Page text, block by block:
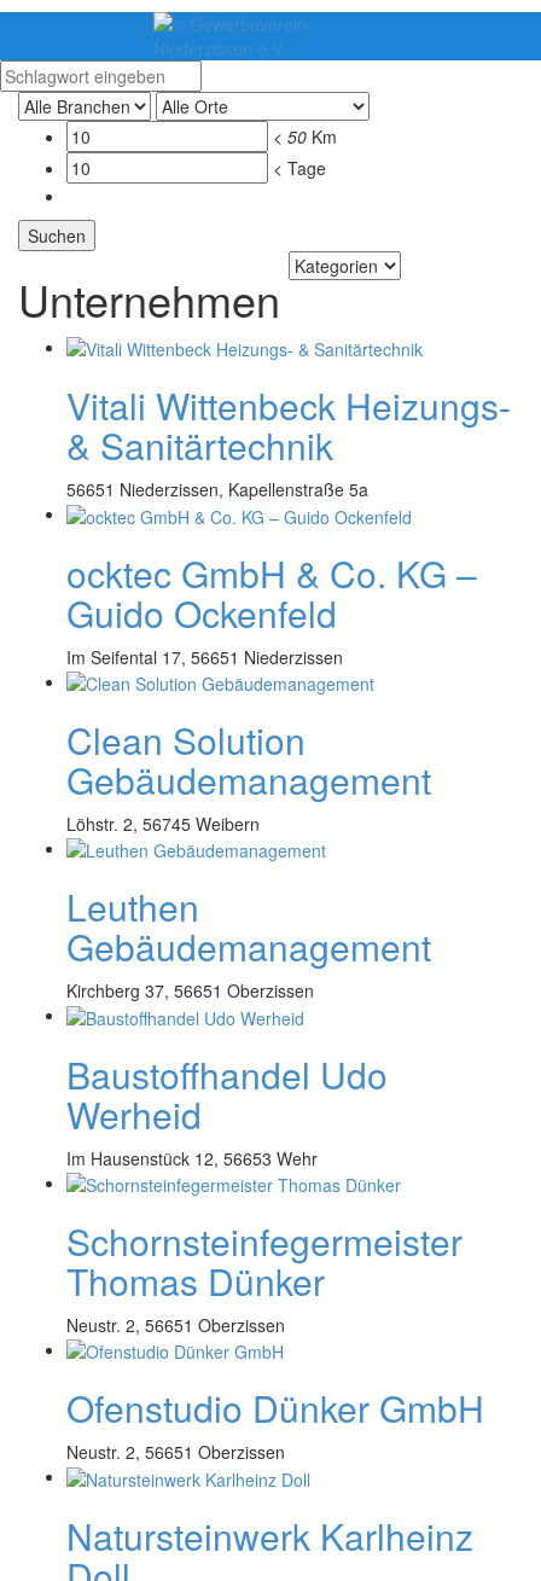
< 50 Km
< Tage
Unternehmen
Vitali Wittenbeck Heizungs-
& Sanitärtechnik
56651 Niederzissen, Kapellenstraße 5a
ocktec GmbH & Co. KG –
Guido Ockenfeld
Im Seifental 17, 56651 Niederzissen
Clean Solution
Gebäudemanagement
Löhstr. 2, 56745 Weibern
Leuthen
Gebäudemanagement
Kirchberg 37, 56651 Oberzissen
Baustoffhandel Udo
Werheid
Im Hausenstück 12, 56653 Wehr
Schornsteinfegermeister
Thomas Dünker
Neustr. 2, 56651 Oberzissen
Ofenstudio Dünker GmbH
Neustr. 2, 56651 Oberzissen
Natursteinwerk Karlheinz